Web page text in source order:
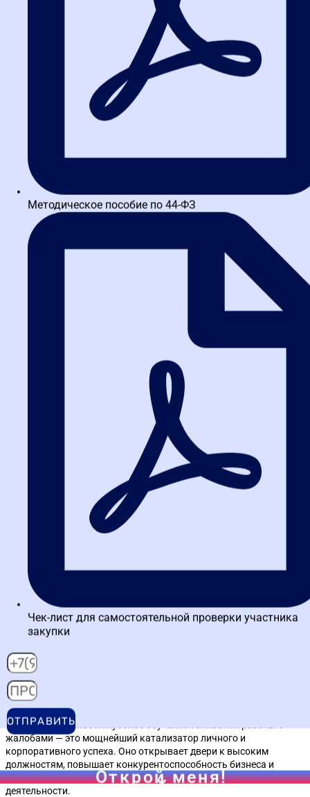
Сроки зависят от этапа закупки. По 44-ФЗ жалобу на положения
документации можно подать до окончания срока подачи
заявок. На действия комиссии — в течение 10 дней с момента
размещения протокола. Промедление может стоить вам
2. Что делать, если жалоба
признана необоснованной?
того, необоснованная жалоба — это сигнал пересмотреть свою
стратегию. Возможно, вы неправильно интерпретировали
нормы закона или недостаточно собрали доказательств.
3. Может ли заказчик отклонить
заявку из-за жалобы?
Нет, заказчик не может отклонить заявку участника только
потому, что тот подал жалобу. Это было бы нарушением. Однако
заказчик может приостановить процедуру до рассмотрения
4. Какие документы нужны для
Минимальный набор: сама жалоба, копия заявки (если вы
участник), документация о закупке, доказательства нарушения.
Чем больше подтверждающих документов, тем выше шансы на
5. Стоит ли нанимать юриста для
составления жалобы?
Если контракт стоит более 1 млн рублей — однозначно да.
Ошибка в формулировках может привести к отказу в
рассмотрении. Лучше потратить деньги на специалиста, чем
6. Как часто обновляются правила
подачи жалоб?
Практика ФАС меняется постоянно. Раз в квартал выходят
новые разъяснения и обзоры. Поэтому важно проходить
обучение у действующих экспертов, которые следят за
изменениями.
Вывод: ваш следующий шаг
Целенаправленное и глубокое обучение тонкостям работы с
жалобами — это мощнейший катализатор личного и
корпоративного успеха. Оно открывает двери к высоким
должностям, повышает конкурентоспособность бизнеса и
создает прочный правовой фундамент для любой закупочной
деятельности.
Методическое пособие по 44-ФЗ
Чек-лист для самостоятельной проверки участника
закупки
ОТПРАВИТЬ
Открой меня!